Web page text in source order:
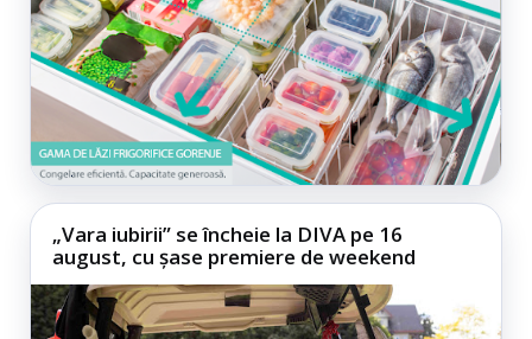
„Vara iubirii” se încheie la DIVA pe 16
august, cu șase premiere de weekend